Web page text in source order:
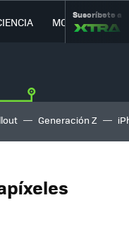
MOVILIDAD
Suscríbete a
Generación Z